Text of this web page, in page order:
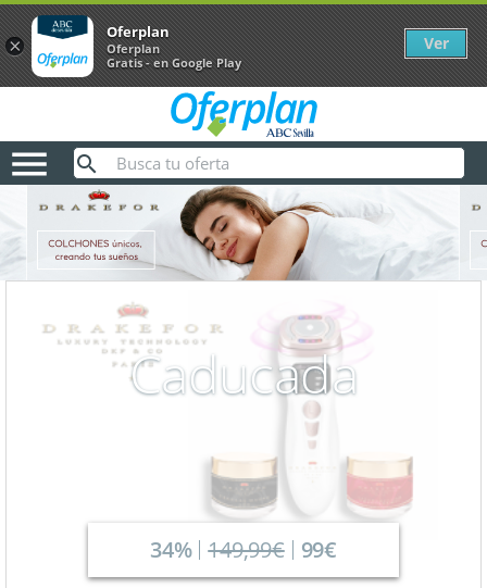

Caducada
34% 149,99€ 99€
×
Oferplan
Oferplan
Gratis - en Google Play
Ver